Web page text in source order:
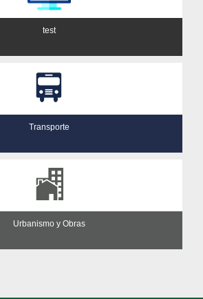
test
Transporte
Urbanismo y Obras